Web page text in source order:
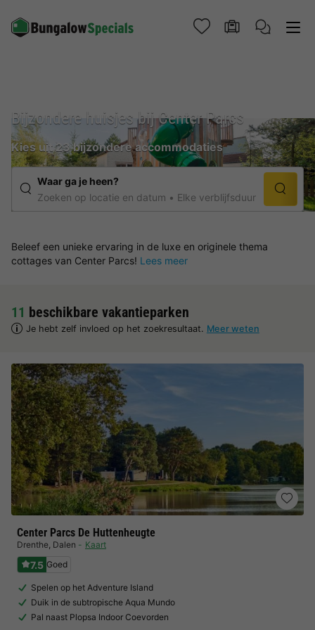
Bijzondere huisjes bij Center Parcs
Kies uit 23 bijzondere accommodaties
Waar ga je heen?
Zoeken op locatie en datum
Elke verblijfsduur
Beleef een unieke ervaring in de luxe en originele thema
cottages van Center Parcs! Lees meer
11 beschikbare vakantieparken
Je hebt zelf invloed op het zoekresultaat. Meer weten
Center Parcs De Huttenheugte
Drenthe, Dalen Kaart
7.5 Goed
Spelen op het Adventure Island
Duik in de subtropische Aqua Mundo
Pal naast Plopsa Indoor Coevorden